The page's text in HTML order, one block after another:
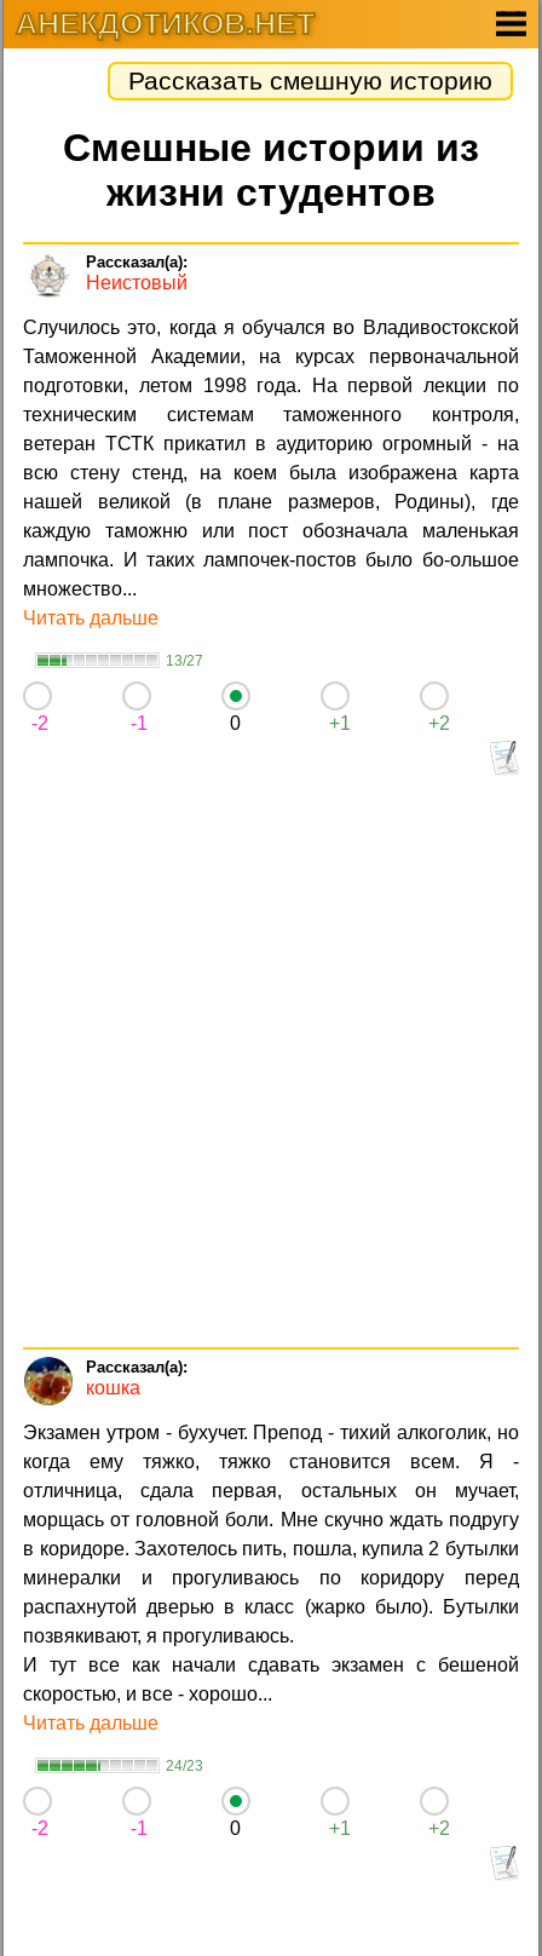
АНЕКДОТИКОВ.НЕТ
Рассказать смешную историю
Смешные истории из
жизни студентов
Неистовый
Случилось это, когда я обучался во Владивостокской
Таможенной Академии, на курсах первоначальной
подготовки, летом 1998 года. На первой лекции по
техническим системам таможенного контроля,
ветеран ТСТК прикатил в аудиторию огромный - на
всю стену стенд, на коем была изображена карта
нашей великой (в плане размеров, Родины), где
каждую таможню или пост обозначала маленькая
лампочка. И таких лампочек-постов было бо-ольшое
множество...
Читать дальше
13/27
-2 -1 0 +1 +2
кошка
Экзамен утром - бухучет. Препод - тихий алкоголик, но
когда ему тяжко, тяжко становится всем. Я -
отличница, сдала первая, остальных он мучает,
морщась от головной боли. Мне скучно ждать подругу
в коридоре. Захотелось пить, пошла, купила 2 бутылки
минералки и прогуливаюсь по коридору перед
распахнутой дверью в класс (жарко было). Бутылки
позвякивают, я прогуливаюсь.
И тут все как начали сдавать экзамен с бешеной
скоростью, и все - хорошо...
Читать дальше
24/23
-2 -1 0 +1 +2